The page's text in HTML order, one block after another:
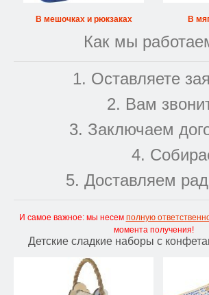
В мешочках и рюкзаках В
Как мы
1. Оставляете
2. Вам
3. Заключаем
4.
5. Доставляем
И самое важное: мы несем полную
момента получения!
Детские сладкие наборы с